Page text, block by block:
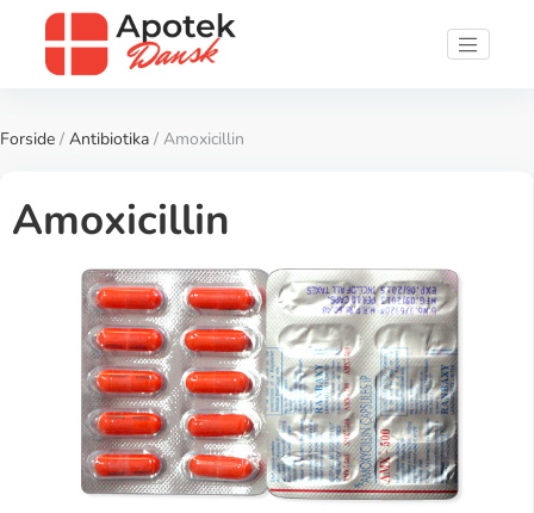
Forside / Antibiotika / Amoxicillin
Amoxicillin